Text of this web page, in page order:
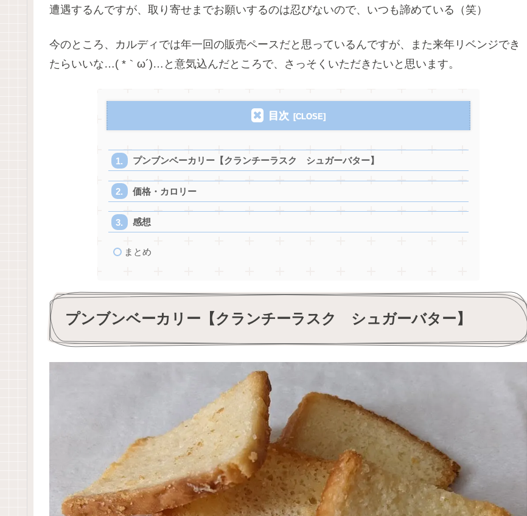
遭遇するんですが、取り寄せまでお願いするのは忍びないので、いつも諦めている（笑）
今のところ、カルディでは年一回の販売ペースだと思っているんですが、また来年リベンジでき
たらいいな…( *｀ω´)…と意気込んだところで、さっそくいただきたいと思います。
目次
プンブンベーカリー【クランチーラスク シュガーバター】
価格・カロリー
感想
まとめ
プンブンベーカリー【クランチーラスク シュガーバター】